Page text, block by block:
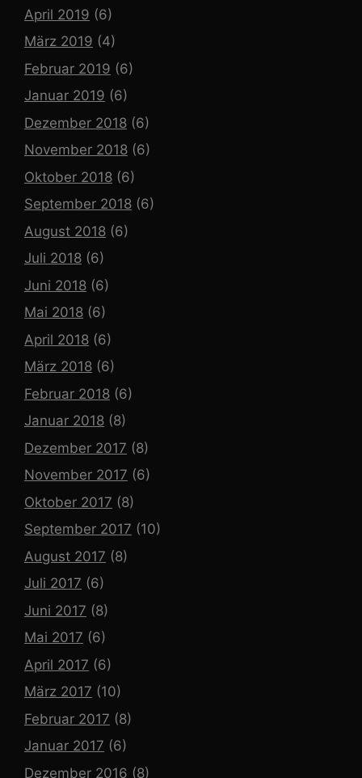
April 2019 (6)
März 2019 (4)
Februar 2019 (6)
Januar 2019 (6)
Dezember 2018 (6)
November 2018 (6)
Oktober 2018 (6)
September 2018 (6)
August 2018 (6)
Juli 2018 (6)
Juni 2018 (6)
Mai 2018 (6)
April 2018 (6)
März 2018 (6)
Februar 2018 (6)
Januar 2018 (8)
Dezember 2017 (8)
November 2017 (6)
Oktober 2017 (8)
September 2017 (10)
August 2017 (8)
Juli 2017 (6)
Juni 2017 (8)
Mai 2017 (6)
April 2017 (6)
März 2017 (10)
Februar 2017 (8)
Januar 2017 (6)
Dezember 2016 (8)